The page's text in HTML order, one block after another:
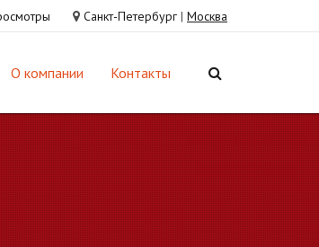
Санкт-Петербург | Москва
О компании Контакты